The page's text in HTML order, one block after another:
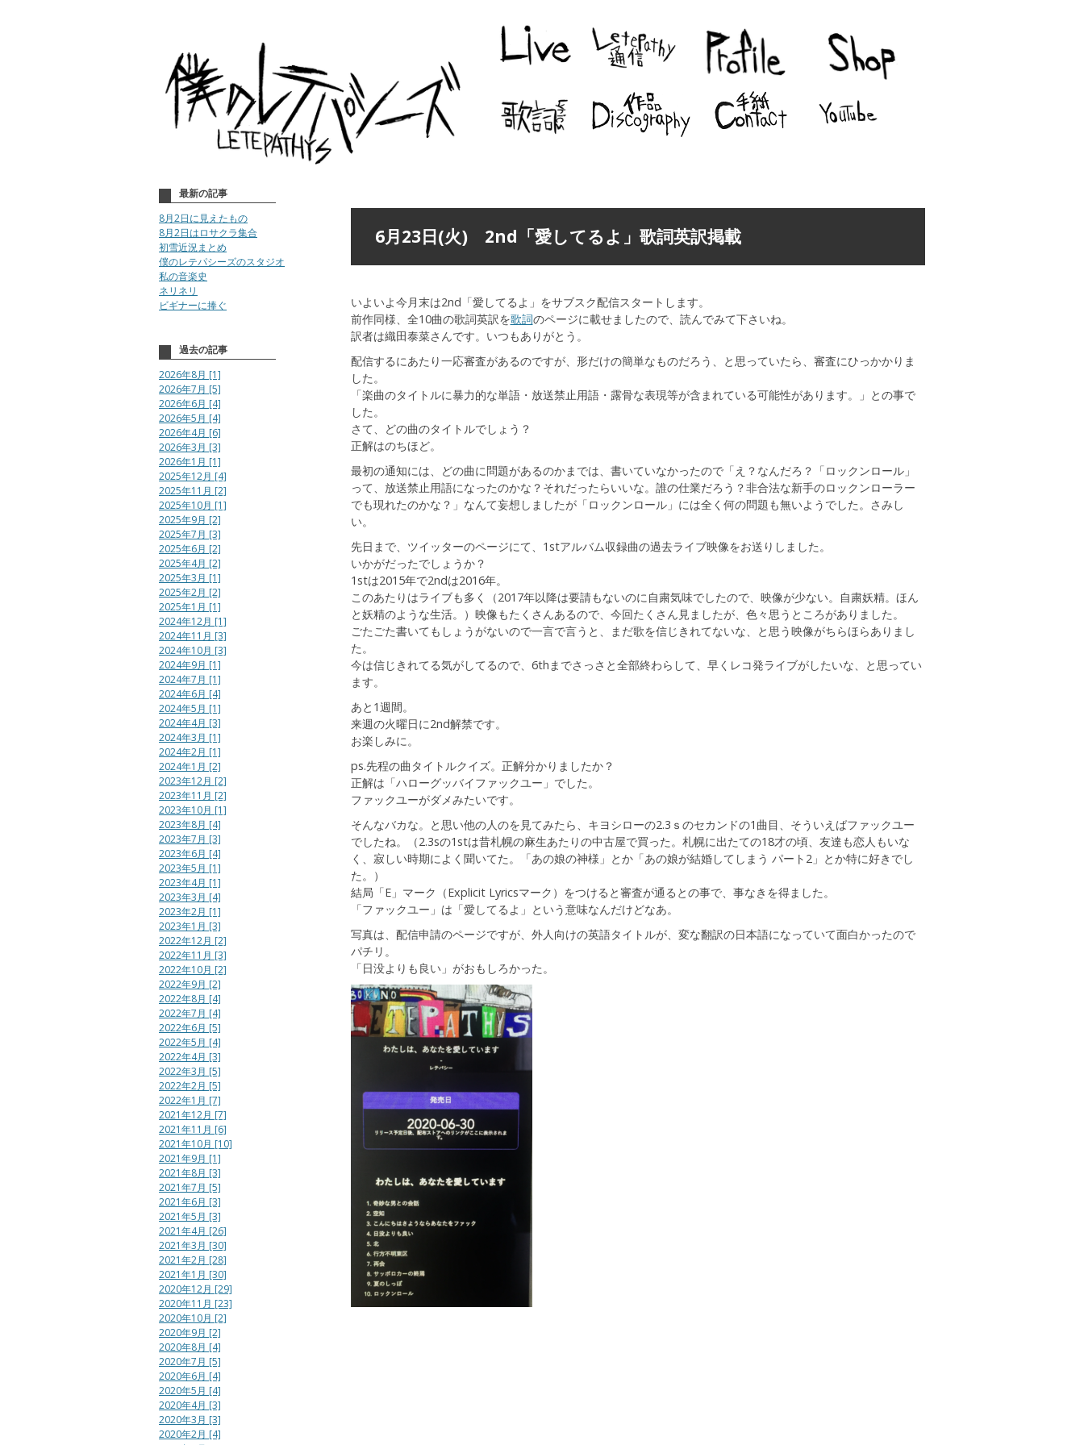
6月23日(火) 2nd「愛してるよ」歌詞英訳掲載
いよいよ今月末は2nd「愛してるよ」をサブスク配信スタートします。
前作同様、全10曲の歌詞英訳を歌詞のページに載せましたので、読んでみて下さいね。
訳者は織田泰菜さんです。いつもありがとう。
配信するにあたり一応審査があるのですが、形だけの簡単なものだろう、と思っていたら、審査にひっかかりま
した。
「楽曲のタイトルに暴力的な単語・放送禁止用語・露骨な表現等が含まれている可能性があります。」との事で
した。
さて、どの曲のタイトルでしょう？
正解はのちほど。
最初の通知には、どの曲に問題があるのかまでは、書いていなかったので「え？なんだろ？「ロックンロール」
って、放送禁止用語になったのかな？それだったらいいな。誰の仕業だろう？非合法な新手のロックンローラー
でも現れたのかな？」なんて妄想しましたが「ロックンロール」には全く何の問題も無いようでした。さみし
い。
先日まで、ツイッターのページにて、1stアルバム収録曲の過去ライブ映像をお送りしました。
いかがだったでしょうか？
1stは2015年で2ndは2016年。
このあたりはライブも多く（2017年以降は要請もないのに自粛気味でしたので、映像が少ない。自粛妖精。ほん
と妖精のような生活。）映像もたくさんあるので、今回たくさん見ましたが、色々思うところがありました。
ごたごた書いてもしょうがないので一言で言うと、まだ歌を信じきれてないな、と思う映像がちらほらありまし
た。
今は信じきれてる気がしてるので、6thまでさっさと全部終わらして、早くレコ発ライブがしたいな、と思ってい
ます。
あと1週間。
来週の火曜日に2nd解禁です。
お楽しみに。
ps.先程の曲タイトルクイズ。正解分かりましたか？
正解は「ハローグッバイファックユー」でした。
ファックユーがダメみたいです。
そんなバカな。と思い他の人のを見てみたら、キヨシローの2.3ｓのセカンドの1曲目、そういえばファックユー
でしたね。（2.3sの1stは昔札幌の麻生あたりの中古屋で買った。札幌に出たての18才の頃、友達も恋人もいな
く、寂しい時期によく聞いてた。「あの娘の神様」とか「あの娘が結婚してしまう パート2」とか特に好きでし
た。）
結局「E」マーク（Explicit Lyricsマーク）をつけると審査が通るとの事で、事なきを得ました。
「ファックユー」は「愛してるよ」という意味なんだけどなあ。
写真は、配信申請のページですが、外人向けの英語タイトルが、変な翻訳の日本語になっていて面白かったので
パチリ。
「日没よりも良い」がおもしろかった。
最新の記事
8月2日に見えたもの
8月2日はロサクラ集合
初雪近況まとめ
僕のレテパシーズのスタジオ
私の音楽史
ネリネリ
ビギナーに捧ぐ
過去の記事
2026年8月 [1]
2026年7月 [5]
2026年6月 [4]
2026年5月 [4]
2026年4月 [6]
2026年3月 [3]
2026年1月 [1]
2025年12月 [4]
2025年11月 [2]
2025年10月 [1]
2025年9月 [2]
2025年7月 [3]
2025年6月 [2]
2025年4月 [2]
2025年3月 [1]
2025年2月 [2]
2025年1月 [1]
2024年12月 [1]
2024年11月 [3]
2024年10月 [3]
2024年9月 [1]
2024年7月 [1]
2024年6月 [4]
2024年5月 [1]
2024年4月 [3]
2024年3月 [1]
2024年2月 [1]
2024年1月 [2]
2023年12月 [2]
2023年11月 [2]
2023年10月 [1]
2023年8月 [4]
2023年7月 [3]
2023年6月 [4]
2023年5月 [1]
2023年4月 [1]
2023年3月 [4]
2023年2月 [1]
2023年1月 [3]
2022年12月 [2]
2022年11月 [3]
2022年10月 [2]
2022年9月 [2]
2022年8月 [4]
2022年7月 [4]
2022年6月 [5]
2022年5月 [4]
2022年4月 [3]
2022年3月 [5]
2022年2月 [5]
2022年1月 [7]
2021年12月 [7]
2021年11月 [6]
2021年10月 [10]
2021年9月 [1]
2021年8月 [3]
2021年7月 [5]
2021年6月 [3]
2021年5月 [3]
2021年4月 [26]
2021年3月 [30]
2021年2月 [28]
2021年1月 [30]
2020年12月 [29]
2020年11月 [23]
2020年10月 [2]
2020年9月 [2]
2020年8月 [4]
2020年7月 [5]
2020年6月 [4]
2020年5月 [4]
2020年4月 [3]
2020年3月 [3]
2020年2月 [4]